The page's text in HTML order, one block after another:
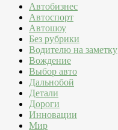
Автобизнес
Автоспорт
Автошоу
Без рубрики
Водителю на заметку
Вождение
Выбор авто
Дальнобой
Детали
Дороги
Инновации
Мир